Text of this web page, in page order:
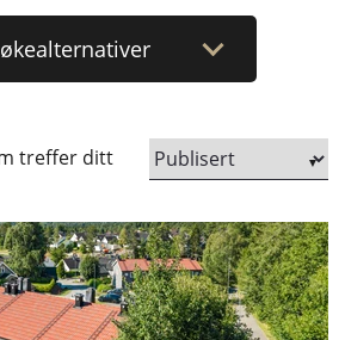
treffer ditt